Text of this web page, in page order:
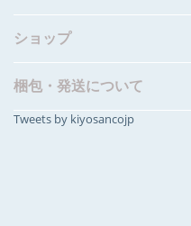
ショップ
梱包・発送について
Tweets by kiyosancojp